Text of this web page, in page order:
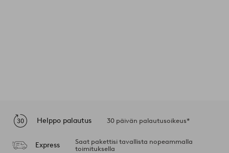
Helppo palautus 30 päivän palautusoikeus*
Express
Saat pakettisi tavallista nopeammalla
toimituksella